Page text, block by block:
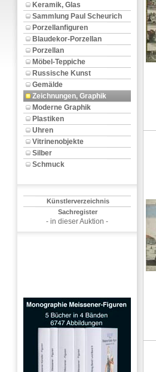
Keramik, Glas
Sammlung Paul Scheurich
Porzellanfiguren
Blaudekor-Porzellan
Porzellan
Möbel-Teppiche
Russische Kunst
Gemälde
Zeichnungen, Graphik
Moderne Graphik
Plastiken
Uhren
Vitrinenobjekte
Silber
Schmuck
Künstlerverzeichnis
Sachregister
- in dieser Auktion -